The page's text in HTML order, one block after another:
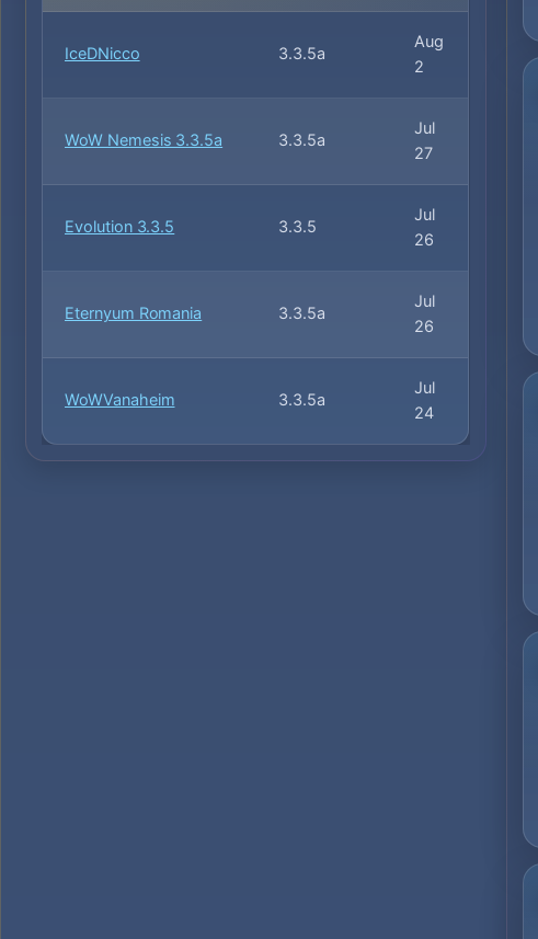
IceDNicco 3.3.5a
Aug
2
WoW Nemesis 3.3.5a 3.3.5a
Jul
27
Evolution 3.3.5 3.3.5
Jul
26
Eternyum Romania 3.3.5a
Jul
26
WoWVanaheim 3.3.5a
Jul
24